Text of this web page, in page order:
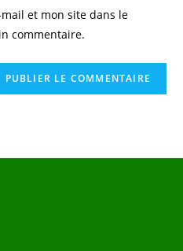
et mon site dans le
commentaire.